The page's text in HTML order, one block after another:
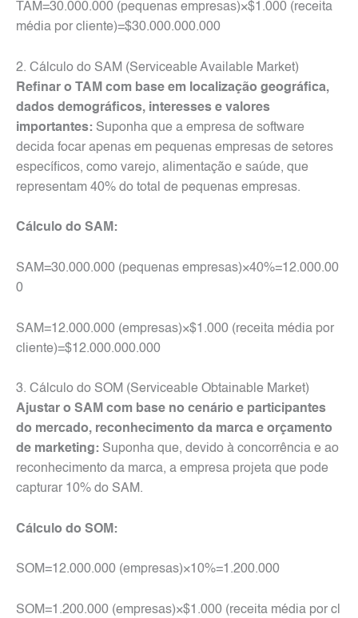
TAM=30.000.000 (pequenas empresas)×$1.000 (receita
média por cliente)=$30.000.000.000
2. Cálculo do SAM (Serviceable Available Market)
Refinar o TAM com base em localização geográfica,
dados demográficos, interesses e valores
importantes: Suponha que a empresa de software
decida focar apenas em pequenas empresas de setores
específicos, como varejo, alimentação e saúde, que
representam 40% do total de pequenas empresas.
Cálculo do SAM:
SAM=30.000.000 (pequenas empresas)×40%=12.000.00
0
SAM=12.000.000 (empresas)×$1.000 (receita média por
cliente)=$12.000.000.000
3. Cálculo do SOM (Serviceable Obtainable Market)
Ajustar o SAM com base no cenário e participantes
do mercado, reconhecimento da marca e orçamento
de marketing: Suponha que, devido à concorrência e ao
reconhecimento da marca, a empresa projeta que pode
capturar 10% do SAM.
Cálculo do SOM:
SOM=12.000.000 (empresas)×10%=1.200.000
SOM=1.200.000 (empresas)×$1.000 (receita média por cl